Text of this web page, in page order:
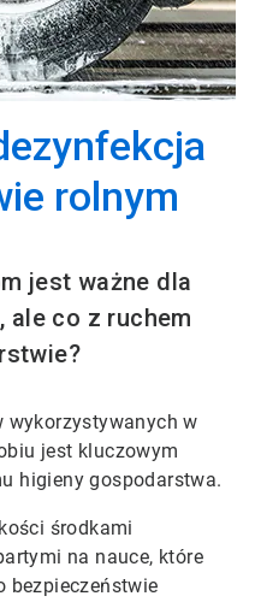
rolnym
jest ważne dla
ale co z ruchem
wykorzystywanych w
jest kluczowym
higieny gospodarstwa.
środkami
na nauce, które
bezpieczeństwie